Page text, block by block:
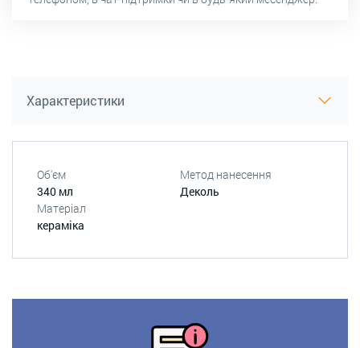
Характеристики
Об'єм
340 мл
Метод нанесення
Деколь
Матеріал
кераміка